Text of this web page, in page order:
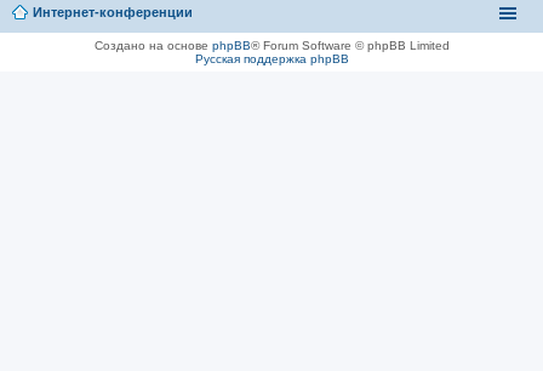
Интернет-конференции
Создано на основе phpBB® Forum Software © phpBB Limited
Русская поддержка phpBB